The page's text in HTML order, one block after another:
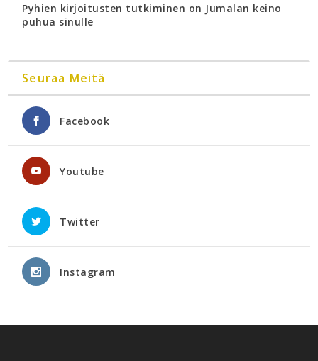
Pyhien kirjoitusten tutkiminen on Jumalan keino
puhua sinulle
Seuraa Meitä
Facebook
Youtube
Twitter
Instagram